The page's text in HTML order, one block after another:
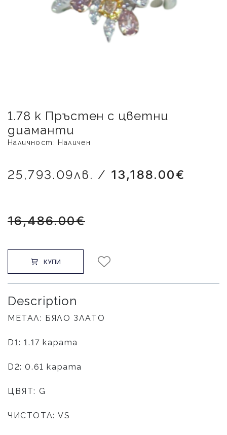
1.78 к Пръстен с цветни
диаманти
Наличност: Наличен
25,793.09лв. / 13,188.00€
16,486.00€
КУПИ
Description
МЕТАЛ: БЯЛО ЗЛАТО
D1: 1.17 карата
D2: 0.61 карата
ЦВЯТ: G
ЧИСТОТА: VS